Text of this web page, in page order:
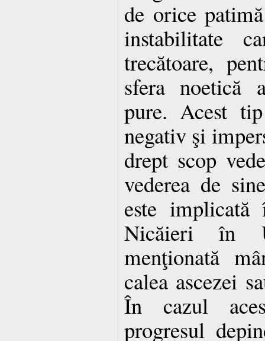
de orice
instabilitate
trecătoare,
sfera noetică
pure. Acest
negativ şi
drept scop
vederea de
este implicată
Nicăieri în
menţionată
calea ascezei
În cazul
progresul